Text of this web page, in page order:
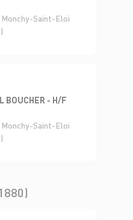
Monchy-Saint-Eloi
BOUCHER - H/F
Monchy-Saint-Eloi